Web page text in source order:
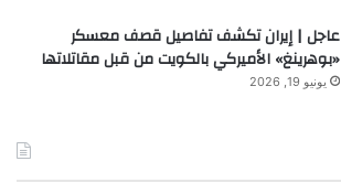
عاجل | إيران تكشف تفاصيل قصف معسكر
«بوهرينغ» الأميركي بالكويت من قبل مقاتلاتها
يونيو 19, 2026